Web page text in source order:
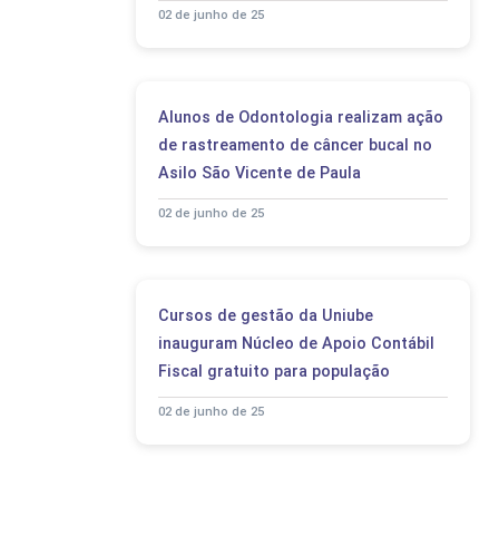
02 de junho de 25
Alunos de Odontologia realizam ação
de rastreamento de câncer bucal no
Asilo São Vicente de Paula
02 de junho de 25
Cursos de gestão da Uniube
inauguram Núcleo de Apoio Contábil
Fiscal gratuito para população
02 de junho de 25